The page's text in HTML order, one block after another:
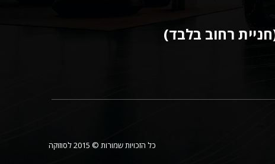
רחוב בלבד)
כל הזכויות שמורות © 2015 לסוזוקה